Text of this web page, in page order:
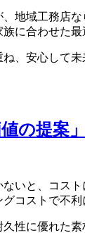
地域工務店
に合わせた最
、安心して
の提案」
いと、コス
コストで不利
性に優れた